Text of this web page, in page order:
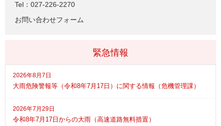
Tel：027-226-2270
お問い合わせフォーム
緊急情報
2026年8月7日
大雨危険警報等（令和8年7月17日）に関する情報（危機管理課）
2026年7月29日
令和8年7月17日からの大雨（高速道路無料措置）